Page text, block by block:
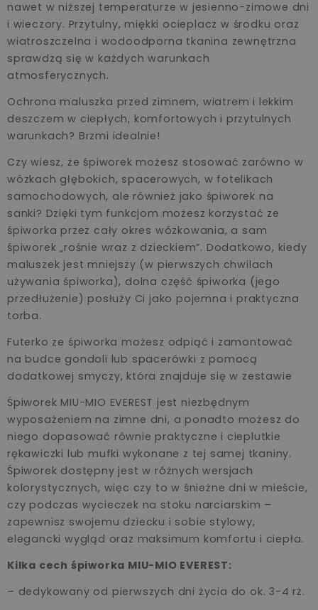
nawet w niższej temperaturze w jesienno-zimowe dni
i wieczory. Przytulny, miękki ocieplacz w środku oraz
wiatroszczelna i wodoodporna tkanina zewnętrzna
sprawdzą się w każdych warunkach
atmosferycznych.
Ochrona maluszka przed zimnem, wiatrem i lekkim
deszczem w ciepłych, komfortowych i przytulnych
warunkach? Brzmi idealnie!
Czy wiesz, że śpiworek możesz stosować zarówno w
wózkach głębokich, spacerowych, w fotelikach
samochodowych, ale również jako śpiworek na
sanki? Dzięki tym funkcjom możesz korzystać ze
śpiworka przez cały okres wózkowania, a sam
śpiworek „rośnie wraz z dzieckiem”. Dodatkowo, kiedy
maluszek jest mniejszy (w pierwszych chwilach
używania śpiworka), dolna część śpiworka (jego
przedłużenie) posłuży Ci jako pojemna i praktyczna
torba.
Futerko ze śpiworka możesz odpiąć i zamontować
na budce gondoli lub spacerówki z pomocą
dodatkowej smyczy, która znajduje się w zestawie
Śpiworek MIU-MIO EVEREST jest niezbędnym
wyposażeniem na zimne dni, a ponadto możesz do
niego dopasować równie praktyczne i cieplutkie
rękawiczki lub mufki wykonane z tej samej tkaniny.
Śpiworek dostępny jest w różnych wersjach
kolorystycznych, więc czy to w śnieżne dni w mieście,
czy podczas wycieczek na stoku narciarskim –
zapewnisz swojemu dziecku i sobie stylowy,
elegancki wygląd oraz maksimum komfortu i ciepła.
Kilka cech śpiworka MIU-MIO EVEREST:
– dedykowany od pierwszych dni życia do ok. 3-4 rż.